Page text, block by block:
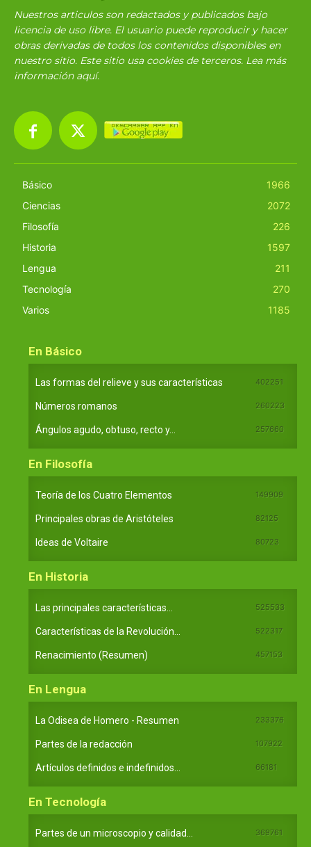
Nuestros articulos son redactados y publicados bajo
licencia de uso libre. El usuario puede reproducir y hacer
obras derivadas de todos los contenidos disponibles en
nuestro sitio. Este sitio usa cookies de terceros. Lea más
información aquí.
Básico
1966
Ciencias
2072
Filosofía
226
Historia
1597
Lengua
211
Tecnología
270
Varios
1185
En Básico
Las formas del relieve y sus características 402251
Números romanos 260223
Ángulos agudo, obtuso, recto y... 257660
En Filosofía
Teoría de los Cuatro Elementos 149909
Principales obras de Aristóteles 82125
Ideas de Voltaire 80723
En Historia
Las principales características... 525533
Características de la Revolución... 522317
Renacimiento (Resumen) 457153
En Lengua
La Odisea de Homero - Resumen 233376
Partes de la redacción 107922
Artículos definidos e indefinidos... 66181
En Tecnología
Partes de un microscopio y calidad... 369761